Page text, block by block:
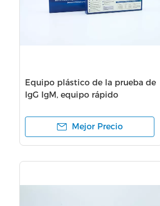
Equipo plástico de la prueba de
IgG IgM, equipo rápido
coloidal
Mejor Precio